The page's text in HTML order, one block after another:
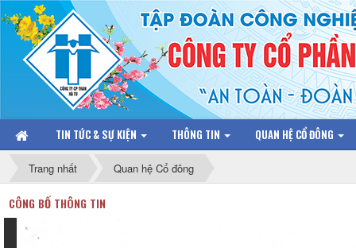
TIN TỨC & SỰ KIỆN THÔNG TIN QUAN HỆ CỔ ĐÔNG
Trang nhất Quan hệ Cổ đông
CÔNG BỐ THÔNG TIN